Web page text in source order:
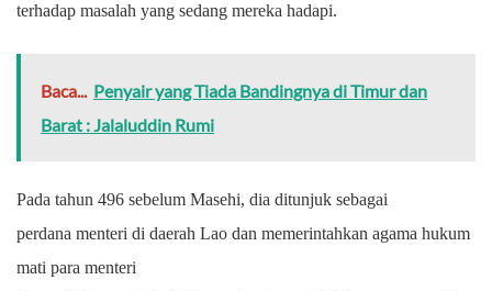
terhadap masalah yang sedang mereka hadapi.
Baca... Penyair yang Tiada Bandingnya di Timur dan
Barat : Jalaluddin Rumi
Pada tahun 496 sebelum Masehi, dia ditunjuk sebagai
perdana menteri di daerah Lao dan memerintahkan agama hukum
mati para menteri